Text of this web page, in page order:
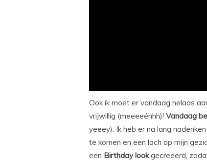
Ook ik moet er vandaag helaas
vrijwillig (meeeeéhhh)! Vandaag
yeeey). Ik heb er na lang
te komen en een lach op mijn
een Birthday lookgecreëerd,